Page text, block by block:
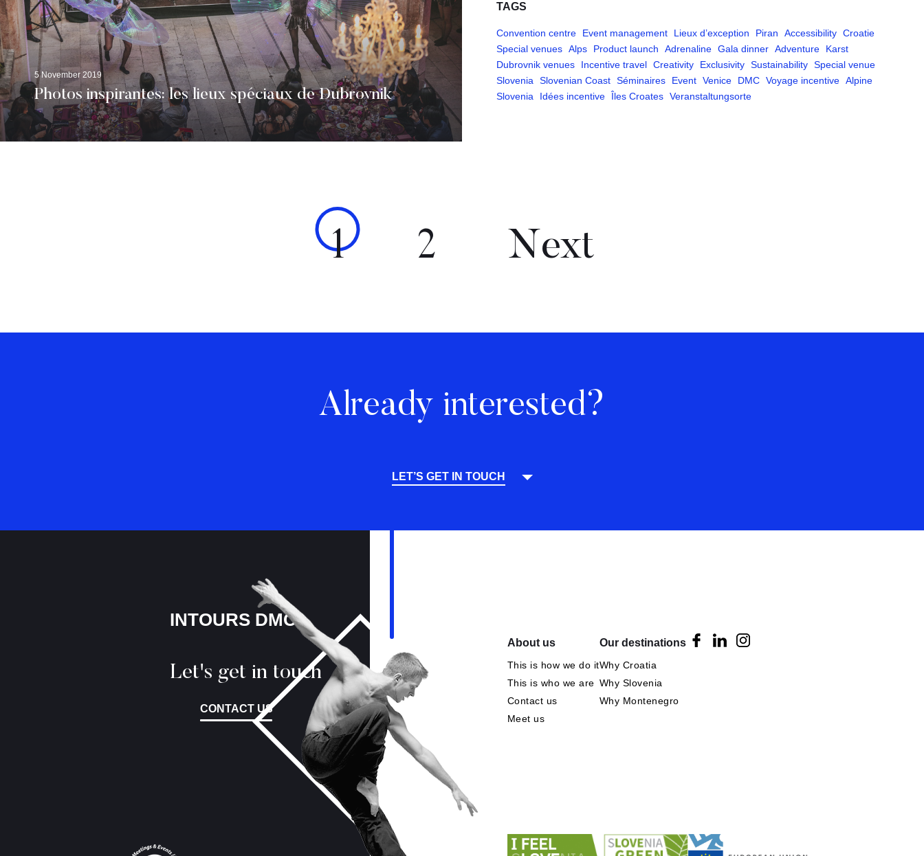
5 November 2019
Photos inspirantes: les lieux spéciaux de Dubrovnik
TAGS
Convention centre Event management Lieux d’exception Piran Accessibility Croatie
Special venues Alps Product launch Adrenaline Gala dinner Adventure
Karst
Dubrovnik venues
Incentive travel Creativity Exclusivity Sustainability Special venue
Slovenia
Slovenian Coast Séminaires Event Venice DMC Voyage incentive Alpine
Slovenia
Idées incentive Îles Croates Veranstaltungsorte
1 2 Next
Already interested?
LET’S GET IN TOUCH
INTOURS DMC
Let's get in touch
CONTACT US
About us
This is how we do it
This is who we are
Contact us
Meet us
Our destinations
Why Croatia
Why Slovenia
Why Montenegro